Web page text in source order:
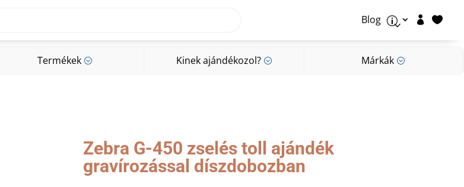
Blog p  
Termékek ; Kinek ajándékozol? ; Márkák ;
Márkák;
Zebra G-450 zselés toll ajándék
gravírozással díszdobozban